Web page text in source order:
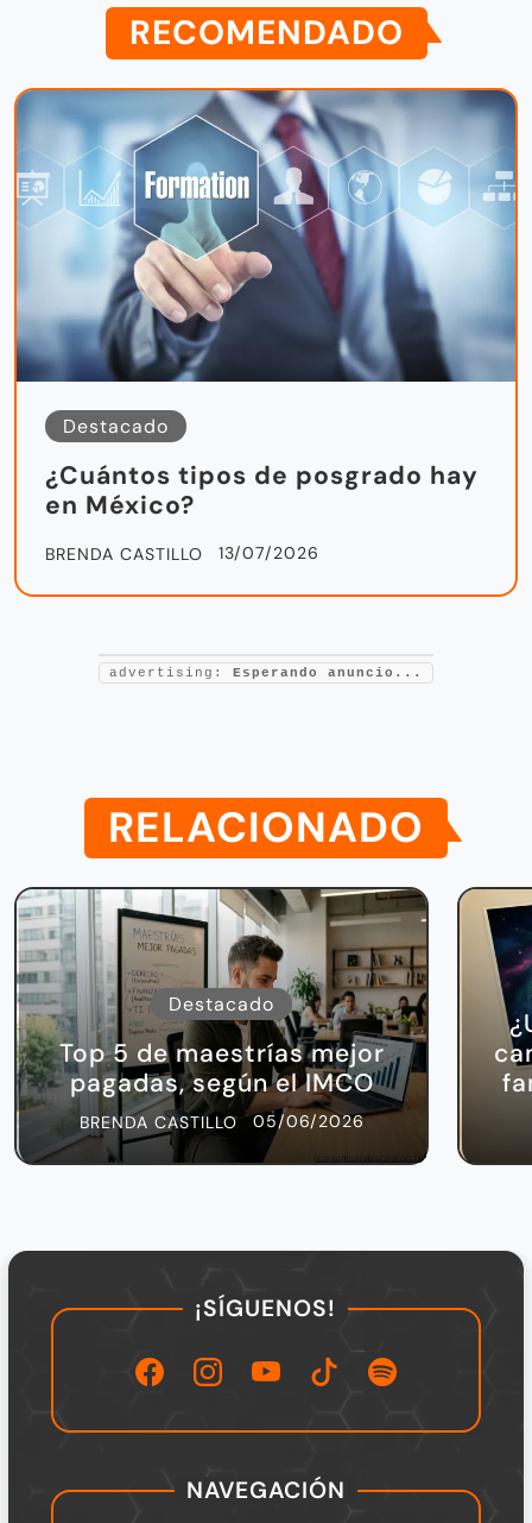
RECOMENDADO
Destacado
¿Cuántos tipos de posgrado hay
en México?
BRENDA CASTILLO 13/07/2026
advertising: Esperando anuncio...
RELACIONADO
Destacado
Top 5 de maestrías mejor
pagadas, según el IMCO
BRENDA CASTILLO 05/06/2026
¡SÍGUENOS!
NAVEGACIÓN